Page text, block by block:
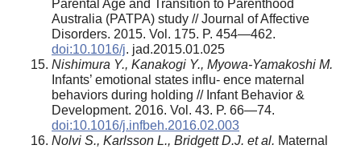
Parental Age and Transition to Parenthood
Australia (PATPA) study // Journal of Affective
Disorders. 2015. Vol. 175. P. 454—462.
doi:10.1016/j. jad.2015.01.025
Nishimura Y., Kanakogi Y., Myowa-Yamakoshi M.
Infants’ emotional states influ- ence maternal
behaviors during holding // Infant Behavior &
Development. 2016. Vol. 43. P. 66—74.
doi:10.1016/j.infbeh.2016.02.003
Nolvi S., Karlsson L., Bridgett D.J. et al. Maternal